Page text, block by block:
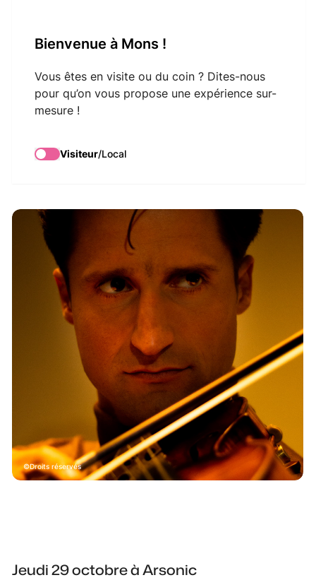
Bienvenue à Mons !
Vous êtes en visite ou du coin ? Dites-nous
pour qu’on vous propose une expérience sur-
mesure !
Visiteur/Local
La vibrante jeunesse
de Mozart # 1 / 3
Droits réservés
Jeudi 29 octobre à Arsonic